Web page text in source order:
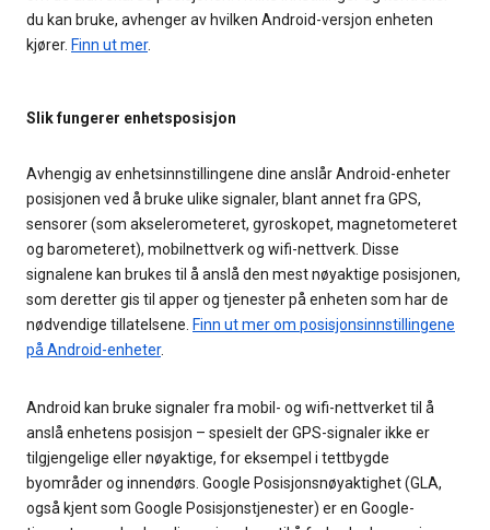
du kan bruke, avhenger av hvilken Android-versjon enheten
kjører. Finn ut mer.
Slik fungerer enhetsposisjon
Avhengig av enhetsinnstillingene dine anslår Android-enheter
posisjonen ved å bruke ulike signaler, blant annet fra GPS,
sensorer (som akselerometeret, gyroskopet, magnetometeret
og barometeret), mobilnettverk og wifi-nettverk. Disse
signalene kan brukes til å anslå den mest nøyaktige posisjonen,
som deretter gis til apper og tjenester på enheten som har de
nødvendige tillatelsene. Finn ut mer om posisjonsinnstillingene
på Android-enheter.
Android kan bruke signaler fra mobil- og wifi-nettverket til å
anslå enhetens posisjon – spesielt der GPS-signaler ikke er
tilgjengelige eller nøyaktige, for eksempel i tettbygde
byområder og innendørs. Google Posisjonsnøyaktighet (GLA,
også kjent som Google Posisjonstjenester) er en Google-